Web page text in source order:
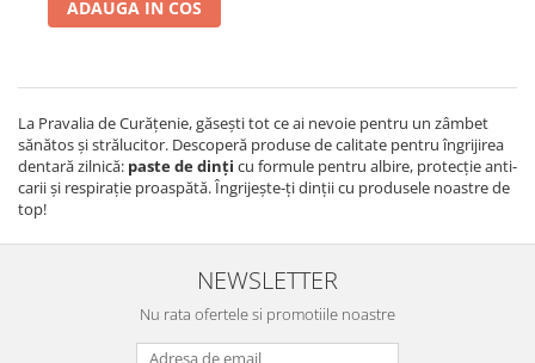
ADAUGA IN COS
La Pravalia de Curățenie, găsești tot ce ai nevoie pentru un zâmbet
sănătos și strălucitor. Descoperă produse de calitate pentru îngrijirea
dentară zilnică: paste de dinți cu formule pentru albire, protecție anti-
carii și respirație proaspătă. Îngrijește-ți dinții cu produsele noastre de
top!
NEWSLETTER
Nu rata ofertele si promotiile noastre